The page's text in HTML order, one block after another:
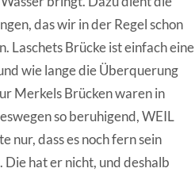
das wir in der Regel schon
Laschets Brücke ist einfach eine
wie lange die Überquerung
Merkels Brücken waren in
so beruhigend, WEIL
nur, dass es noch fern sein
hat er nicht, und deshalb